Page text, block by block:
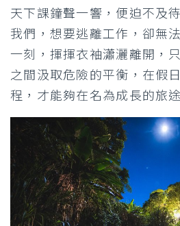
天下課鐘聲一響，便迫不及
我們，想要逃離工作，卻無
一刻，揮揮衣袖瀟灑離開，
之間汲取危險的平衡，在假
程，才能夠在名為成長的旅